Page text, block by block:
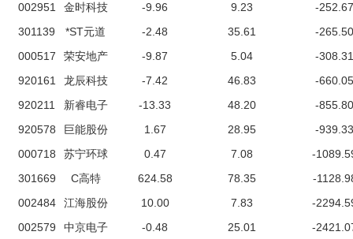
002951
金时科技 -9.96 9.23
-
301139
*ST元道 -2.48 35.61
-
000517
荣安地产 -9.87 5.04
-
920161
龙辰科技 -7.42 46.83
-
920211
新睿电子 -13.33 48.20
-
920578
巨能股份 1.67 28.95
-
000718
苏宁环球 0.47 7.08
-
301669
C高特 624.58 78.35
-
002484
江海股份 10.00 7.83
-
002579
中京电子 -0.48 25.01
-